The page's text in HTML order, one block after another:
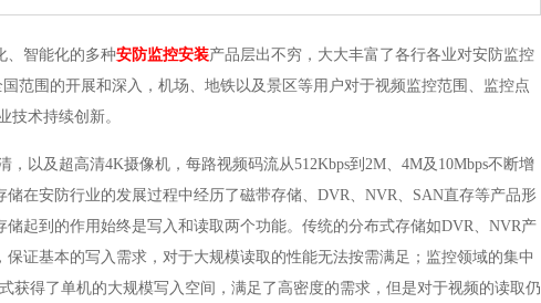
智能化的多种安防监控安装产品层出不穷，大大丰富了各行各业对安防监控
范围的开展和深入，机场、地铁以及景区等用户对于视频监控范围、监控点
技术持续创新。
及超高清4K摄像机，每路视频码流从512Kbps到2M、4M及10Mbps不断增
在安防行业的发展过程中经历了磁带存储、DVR、NVR、SAN直存等产品形
起到的作用始终是写入和读取两个功能。传统的分布式存储如DVR、NVR产
证基本的写入需求，对于大规模读取的性能无法按需满足；监控领域的集中
得了单机的大规模写入空间，满足了高密度的需求，但是对于视频的读取仍